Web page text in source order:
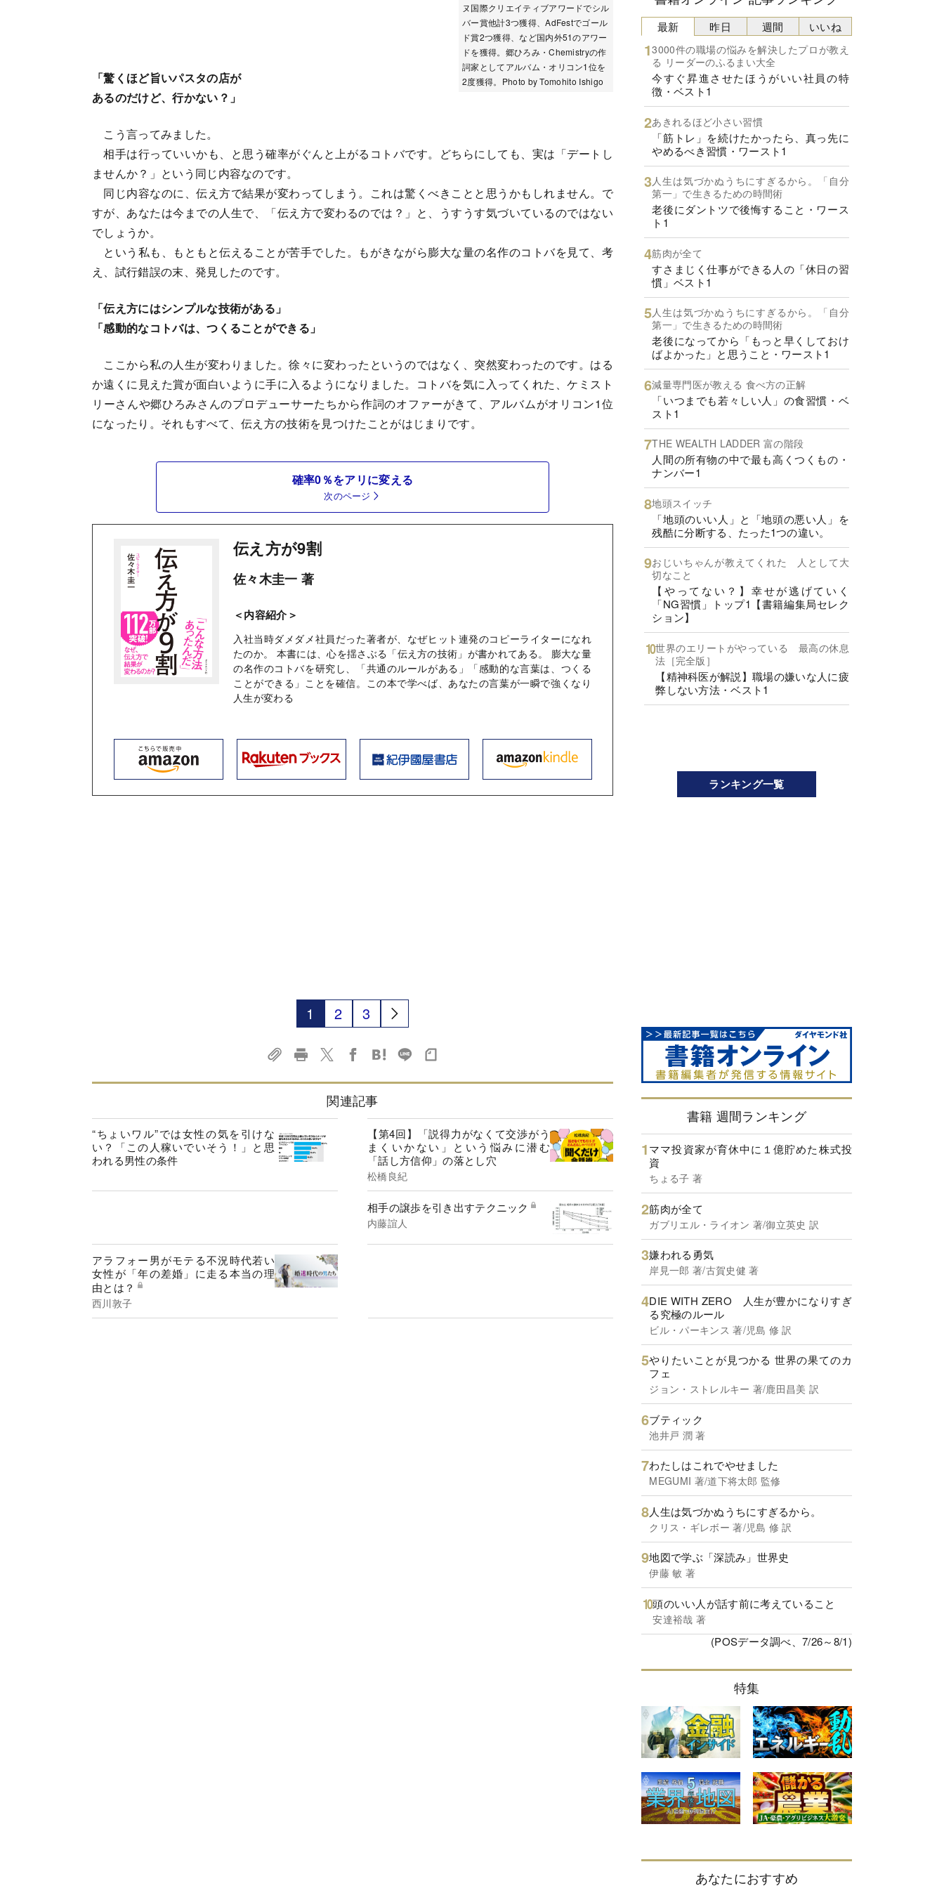
ヌ国際クリエイティブアワードでシル
バー賞他計3つ獲得、AdFestでゴール
ド賞2つ獲得、など国内外51のアワー
ドを獲得。郷ひろみ・Chemistryの作
詞家としてアルバム・オリコン1位を
2度獲得。Photo by Tomohito Ishigo
「驚くほど旨いパスタの店が
あるのだけど、行かない？」
こう言ってみました。
相手は行っていいかも、と思う確率がぐんと上がるコトバです。どちらにしても、実は「デートし
ませんか？」という同じ内容なのです。
同じ内容なのに、伝え方で結果が変わってしまう。これは驚くべきことと思うかもしれません。で
すが、あなたは今までの人生で、「伝え方で変わるのでは？」と、うすうす気づいているのではない
でしょうか。
という私も、もともと伝えることが苦手でした。もがきながら膨大な量の名作のコトバを見て、考
え、試行錯誤の末、発見したのです。
「伝え方にはシンプルな技術がある」
「感動的なコトバは、つくることができる」
ここから私の人生が変わりました。徐々に変わったというのではなく、突然変わったのです。はる
か遠くに見えた賞が面白いように手に入るようになりました。コトバを気に入ってくれた、ケミスト
リーさんや郷ひろみさんのプロデューサーたちから作詞のオファーがきて、アルバムがオリコン1位
になったり。それもすべて、伝え方の技術を見つけたことがはじまりです。
確率0％をアリに変える
次のページ
伝え方が9割
佐々木圭一 著
＜内容紹介＞
入社当時ダメダメ社員だった著者が、なぜヒット連発のコピーライターになれ
たのか。 本書には、心を揺さぶる「伝え方の技術」が書かれてある。 膨大な量
の名作のコトバを研究し、「共通のルールがある」「感動的な言葉は、つくる
ことができる」ことを確信。この本で学べば、あなたの言葉が一瞬で強くなり
人生が変わる
1 2 3
関連記事
“ちょいワル”では女性の気を引けな
い？「この人稼いでいそう！」と思
われる男性の条件
【第4回】「説得力がなくて交渉がう
まくいかない」という悩みに潜む
「話し方信仰」の落とし穴
松橋良紀
相手の譲歩を引き出すテクニック
内藤誼人
アラフォー男がモテる不況時代若い
女性が「年の差婚」に走る本当の理
由とは？
西川敦子
最新
3000件の職場の悩みを解決したプロが教え
る リーダーのふるまい大全
今すぐ昇進させたほうがいい社員の特
徴・ベスト1
あきれるほど小さい習慣
「筋トレ」を続けたかったら、真っ先に
やめるべき習慣・ワースト1
人生は気づかぬうちにすぎるから。「自分
第一」で生きるための時間術
老後にダントツで後悔すること・ワース
ト1
筋肉が全て
すさまじく仕事ができる人の「休日の習
慣」ベスト1
人生は気づかぬうちにすぎるから。「自分
第一」で生きるための時間術
老後になってから「もっと早くしておけ
ばよかった」と思うこと・ワースト1
減量専門医が教える 食べ方の正解
「いつまでも若々しい人」の食習慣・ベ
スト1
THE WEALTH LADDER 富の階段
人間の所有物の中で最も高くつくもの・
ナンバー1
地頭スイッチ
「地頭のいい人」と「地頭の悪い人」を
残酷に分断する、たった1つの違い。
おじいちゃんが教えてくれた 人として大
切なこと
【やってない？】幸せが逃げていく
「NG習慣」トップ1【書籍編集局セレク
ション】
世界のエリートがやっている 最高の休息
法［完全版］
【精神科医が解説】職場の嫌いな人に疲
弊しない方法・ベスト1
昨日 週間 いいね
ランキング一覧
書籍 週間ランキング
ママ投資家が育休中に１億貯めた株式投
資
ちょる子 著
筋肉が全て
ガブリエル・ライオン 著/御立英史 訳
嫌われる勇気
岸見一郎 著/古賀史健 著
DIE WITH ZERO 人生が豊かになりすぎ
る究極のルール
ビル・パーキンス 著/児島 修 訳
やりたいことが見つかる 世界の果てのカ
フェ
ジョン・ストレルキー 著/鹿田昌美 訳
ブティック
池井戸 潤 著
わたしはこれでやせました
MEGUMI 著/道下将太郎 監修
人生は気づかぬうちにすぎるから。
クリス・ギレボー 著/児島 修 訳
地図で学ぶ「深読み」世界史
伊藤 敏 著
頭のいい人が話す前に考えていること
安達裕哉 著
(POSデータ調べ、7/26～8/1)
特集
あなたにおすすめ